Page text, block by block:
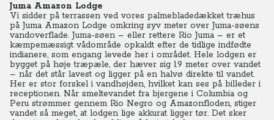
Juma Amazon Lodge
Vi sidder på terrassen ved vores palmebladedækket træhus
på Juma Amazon Lodge omkring syv meter over Juma-søens
vandoverflade. Juma-søen – eller rettere Rio Juma – er et
kæmpemæssigt vådområde opkaldt efter de tidlige indfødte
indianere, som engang levede her i området. Hele lodgen er
bygget på høje træpæle, der hæver sig 19 meter over vandet
– når det står lavest og ligger på en halvø direkte til vandet.
Her er stor forskel i vandhøjden, hvilket kan ses på billeder i
receptionen. Når smeltevandet fra bjergene i Columbia og
Peru strømmer gennem Rio Negro og Amazonfloden, stiger
vandet så meget, at lodgen lige akkurat ligger tør. Det sker